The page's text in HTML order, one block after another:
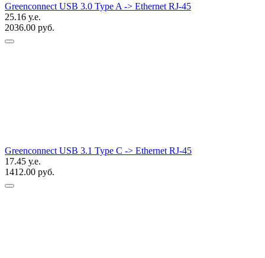
Greenconnect USB 3.0 Type A -> Ethernet RJ-45
25.16 у.е.
2036.00 руб.
Greenconnect USB 3.1 Type C -> Ethernet RJ-45
17.45 у.е.
1412.00 руб.